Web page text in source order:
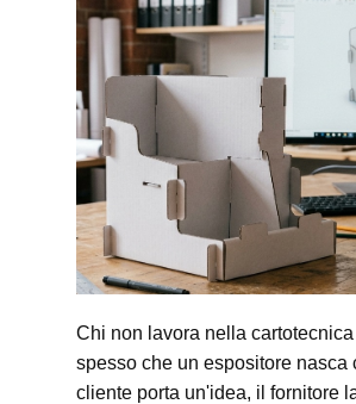
Chi non lavora nella
spesso che un espositore nasca
cliente porta un'idea, il fornitore